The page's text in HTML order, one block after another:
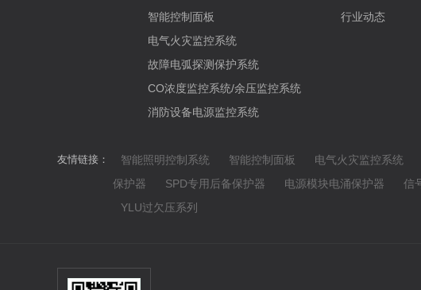
智能控制面板
电气火灾监控系统
故障电弧探测保护系统
CO浓度监控系统/余压监控系统
消防设备电源监控系统
行业动态
友情链接： 智能照明控制系统 智能控制面板 电气火灾监控系统
保护器
SPD专用后备保护器 电源模块电涌保护器 信
YLU过欠压系列